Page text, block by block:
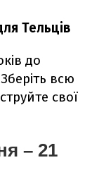
Тельців
до
всю
свої
– 21